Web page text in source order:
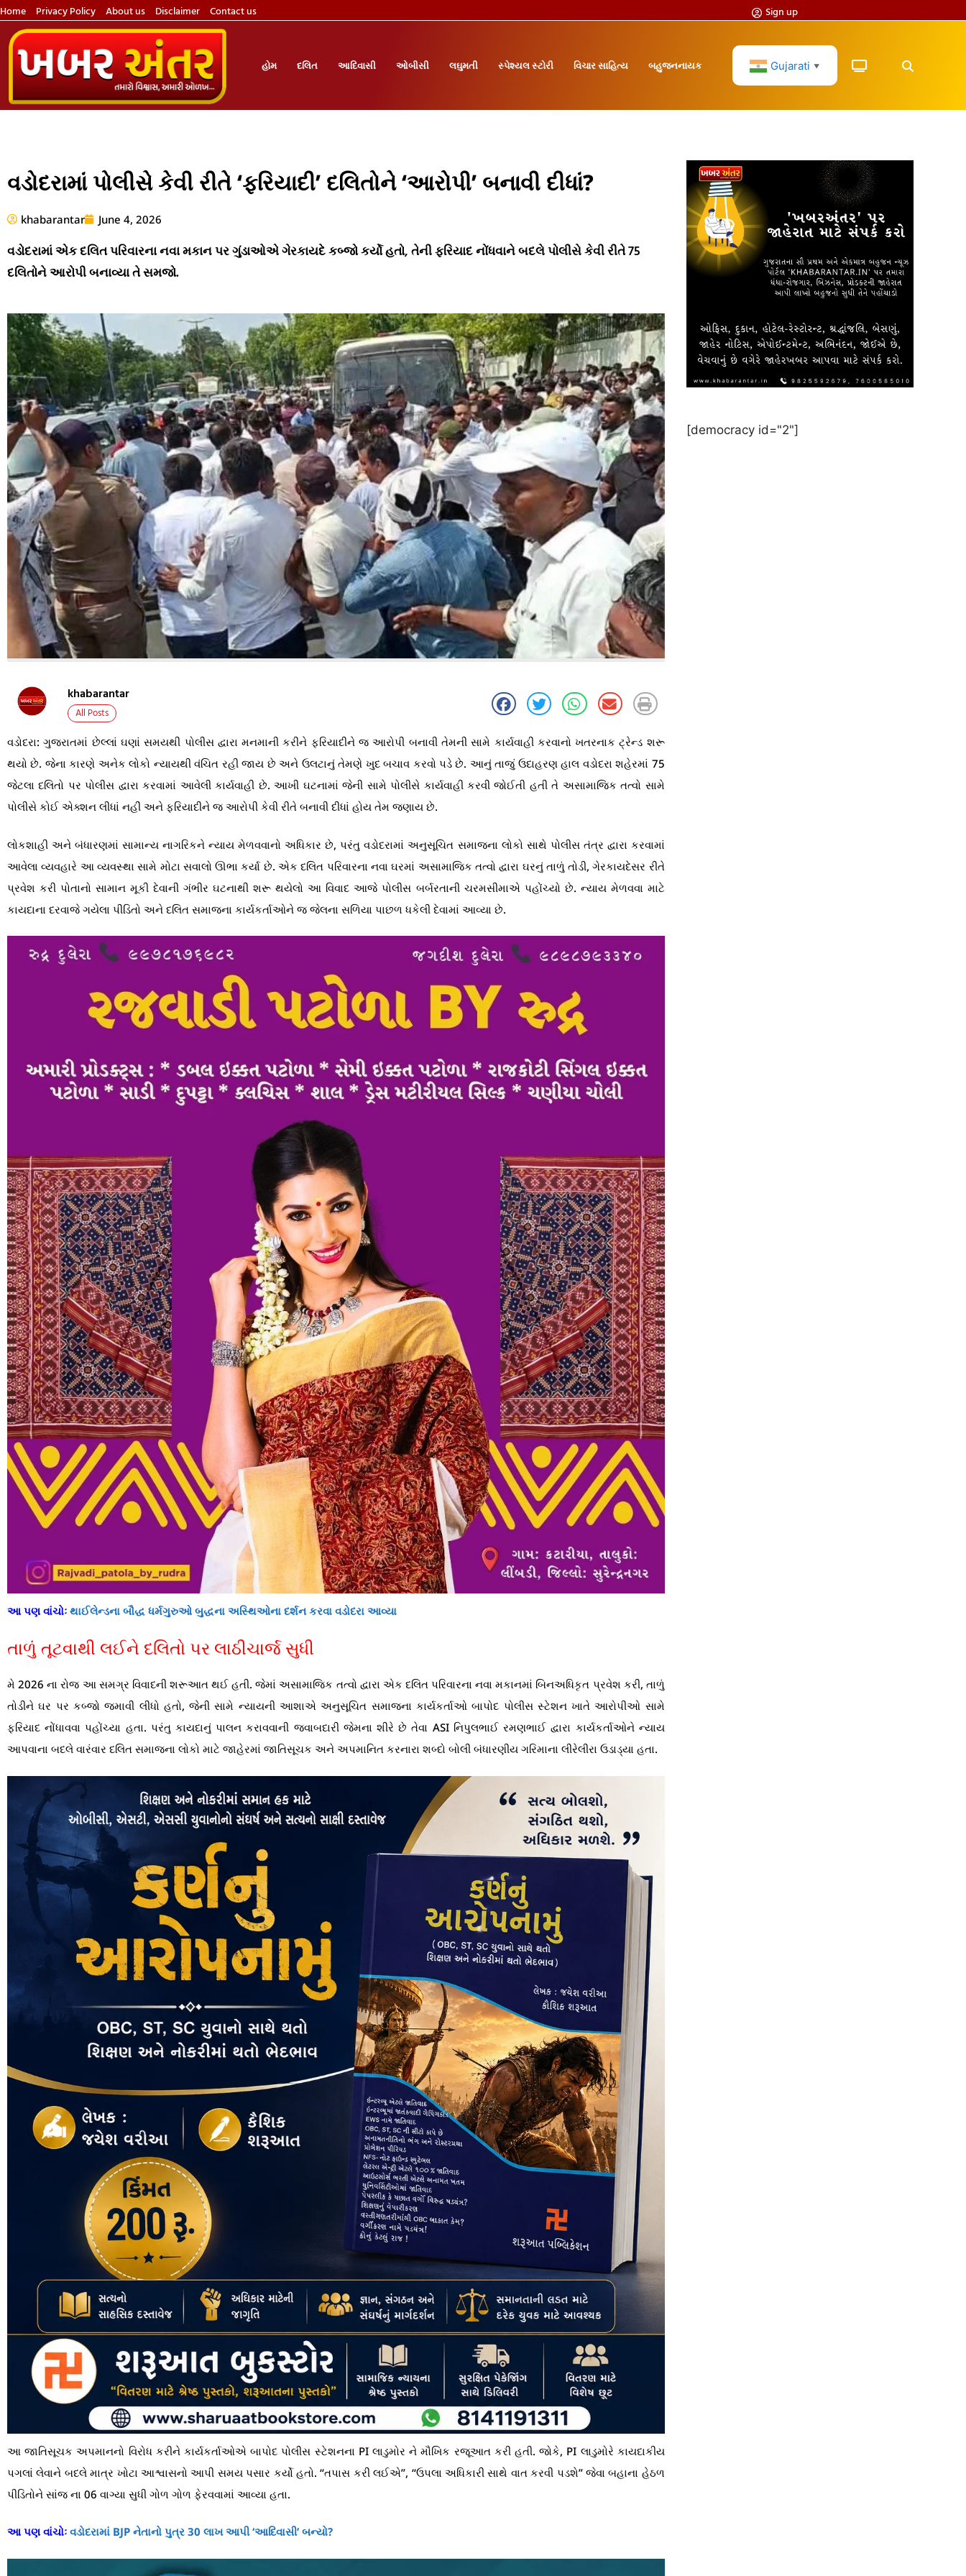
Home Privacy Policy About us Disclaimer Contact us Sign up
હોમ દલિત આદિવાસી ઓબીસી લઘુમતી સ્પેશ્યલ સ્ટોરી વિચાર સાહિત્ય બહુજનનાયક Gujarati ▼
વડોદરામાં પોલીસે કેવી રીતે ‘ફરિયાદી’ દલિતોને ‘આરોપી’ બનાવી દીધાં?
khabarantar June 4, 2026
વડોદરામાં એક દલિત પરિવારના નવા મકાન પર ગુંડાઓએ ગેરકાયદે કબ્જો કર્યો હતો, તેની ફરિયાદ નોંધવાને બદલે પોલીસે કેવી રીતે 75
દલિતોને આરોપી બનાવ્યા તે સમજો.
khabarantar
All Posts
વડોદરા: ગુજરાતમાં છેલ્લાં ઘણાં સમયથી પોલીસ દ્વારા મનમાની કરીને ફરિયાદીને જ આરોપી બનાવી તેમની સામે કાર્યવાહી કરવાનો ખતરનાક ટ્રેન્ડ શરૂ
થયો છે. જેના કારણે અનેક લોકો ન્યાયથી વંચિત રહી જાય છે અને ઉલટાનું તેમણે ખુદ બચાવ કરવો પડે છે. આનું તાજું ઉદાહરણ હાલ વડોદરા શહેરમાં 75
જેટલા દલિતો પર પોલીસ દ્વારા કરવામાં આવેલી કાર્યવાહી છે. આખી ઘટનામાં જેની સામે પોલીસે કાર્યવાહી કરવી જોઈતી હતી તે અસામાજિક તત્વો સામે
પોલીસે કોઈ એક્શન લીધાં નહીં અને ફરિયાદીને જ આરોપી કેવી રીતે બનાવી દીધાં હોય તેમ જણાય છે.
લોકશાહી અને બંધારણમાં સામાન્ય નાગરિકને ન્યાય મેળવવાનો અધિકાર છે, પરંતુ વડોદરામાં અનુસૂચિત સમાજના લોકો સાથે પોલીસ તંત્ર દ્વારા કરવામાં
આવેલા વ્યવહારે આ વ્યવસ્થા સામે મોટા સવાલો ઊભા કર્યા છે. એક દલિત પરિવારના નવા ઘરમાં અસામાજિક તત્વો દ્વારા ઘરનું તાળું તોડી, ગેરકાયદેસર રીતે
પ્રવેશ કરી પોતાનો સામાન મૂકી દેવાની ગંભીર ઘટનાથી શરૂ થયેલો આ વિવાદ આજે પોલીસ બર્બરતાની ચરમસીમાએ પહોંચ્યો છે. ન્યાય મેળવવા માટે
કાયદાના દરવાજે ગયેલા પીડિતો અને દલિત સમાજના કાર્યકર્તાઓને જ જેલના સળિયા પાછળ ધકેલી દેવામાં આવ્યા છે.
આ પણ વાંચોઃ થાઈલેન્ડના બૌદ્ધ ધર્મગુરુઓ બુદ્ધના અસ્થિઓના દર્શન કરવા વડોદરા આવ્યા
તાળું તૂટવાથી લઈને દલિતો પર લાઠીચાર્જ સુધી
મે 2026 ના રોજ આ સમગ્ર વિવાદની શરૂઆત થઈ હતી. જેમાં અસામાજિક તત્વો દ્વારા એક દલિત પરિવારના નવા મકાનમાં બિનઅધિકૃત પ્રવેશ કરી, તાળું
તોડીને ઘર પર કબ્જો જમાવી લીધો હતો, જેની સામે ન્યાયની આશાએ અનુસૂચિત સમાજના કાર્યકર્તાઓ બાપોદ પોલીસ સ્ટેશન ખાતે આરોપીઓ સામે
ફરિયાદ નોંધાવવા પહોંચ્યા હતા. પરંતુ કાયદાનું પાલન કરાવવાની જવાબદારી જેમના શીરે છે તેવા ASI નિપુલભાઈ રમણભાઈ દ્વારા કાર્યકર્તાઓને ન્યાય
આપવાના બદલે વારંવાર દલિત સમાજના લોકો માટે જાહેરમાં જાતિસૂચક અને અપમાનિત કરનારા શબ્દો બોલી બંધારણીય ગરિમાના લીરેલીરા ઉડાડ્યા હતા.
આ જાતિસૂચક અપમાનનો વિરોધ કરીને કાર્યકર્તાઓએ બાપોદ પોલીસ સ્ટેશનના PI લાડુમોર ને મૌખિક રજૂઆત કરી હતી. જોકે, PI લાડુમોરે કાયદાકીય
પગલાં લેવાને બદલે માત્ર ખોટા આશ્વાસનો આપી સમય પસાર કર્યો હતો. “તપાસ કરી લઈએ”, “ઉપલા અધિકારી સાથે વાત કરવી પડશે” જેવા બહાના હેઠળ
પીડિતોને સાંજ ના 06 વાગ્યા સુધી ગોળ ગોળ ફેરવવામાં આવ્યા હતા.
આ પણ વાંચોઃ વડોદરામાં BJP નેતાનો પુત્ર 30 લાખ આપી ‘આદિવાસી’ બન્યો?
[democracy id="2"]